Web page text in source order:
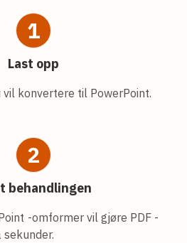
1
Last opp
vil konvertere til PowerPoint.
2
behandlingen
-omformer vil gjøre PDF -